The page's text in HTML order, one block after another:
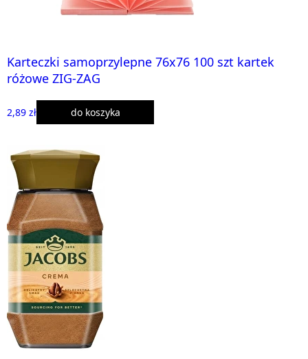
Karteczki samoprzylepne 76x76 100 szt kartek
różowe ZIG-ZAG
2,89 zł do koszyka